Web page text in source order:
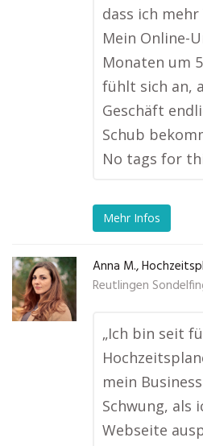
dass ich
Mein Online-
Monaten um
fühlt sich an,
Geschäft
Schub
No tags for
Mehr Infos
Anna M.,
Reutlingen
„Ich bin seit
mein
Schwung, als
Webseite